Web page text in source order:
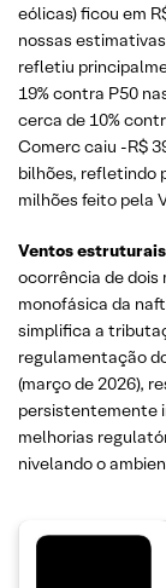
eólicas) ficou em
nossas
refletiu
19% contra P50
cerca de 10%
Comerc caiu -R$
bilhões, refletindo
milhões feito pela
Ventos
ocorrência de
monofásica da
simplifica a
regulamentação
(março de 2026),
persistentemente
melhorias
nivelando o